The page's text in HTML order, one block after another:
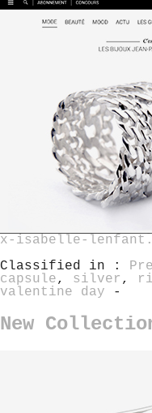
x-isabelle-
Classified in :
capsule, silver ,
valentine day -
New